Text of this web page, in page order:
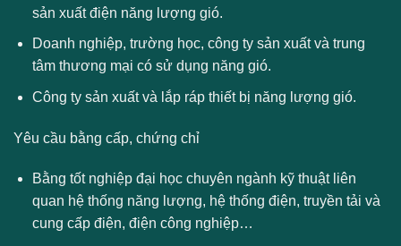
sản xuất điện năng lượng gió.
Doanh nghiệp, trường học, công ty sản xuất và trung
tâm thương mại có sử dụng năng gió.
Công ty sản xuất và lắp ráp thiết bị năng lượng gió.
Yêu cầu bằng cấp, chứng chỉ
Bằng tốt nghiệp đại học chuyên ngành kỹ thuật liên
quan hệ thống năng lượng, hệ thống điện, truyền tải và
cung cấp điện, điện công nghiệp…